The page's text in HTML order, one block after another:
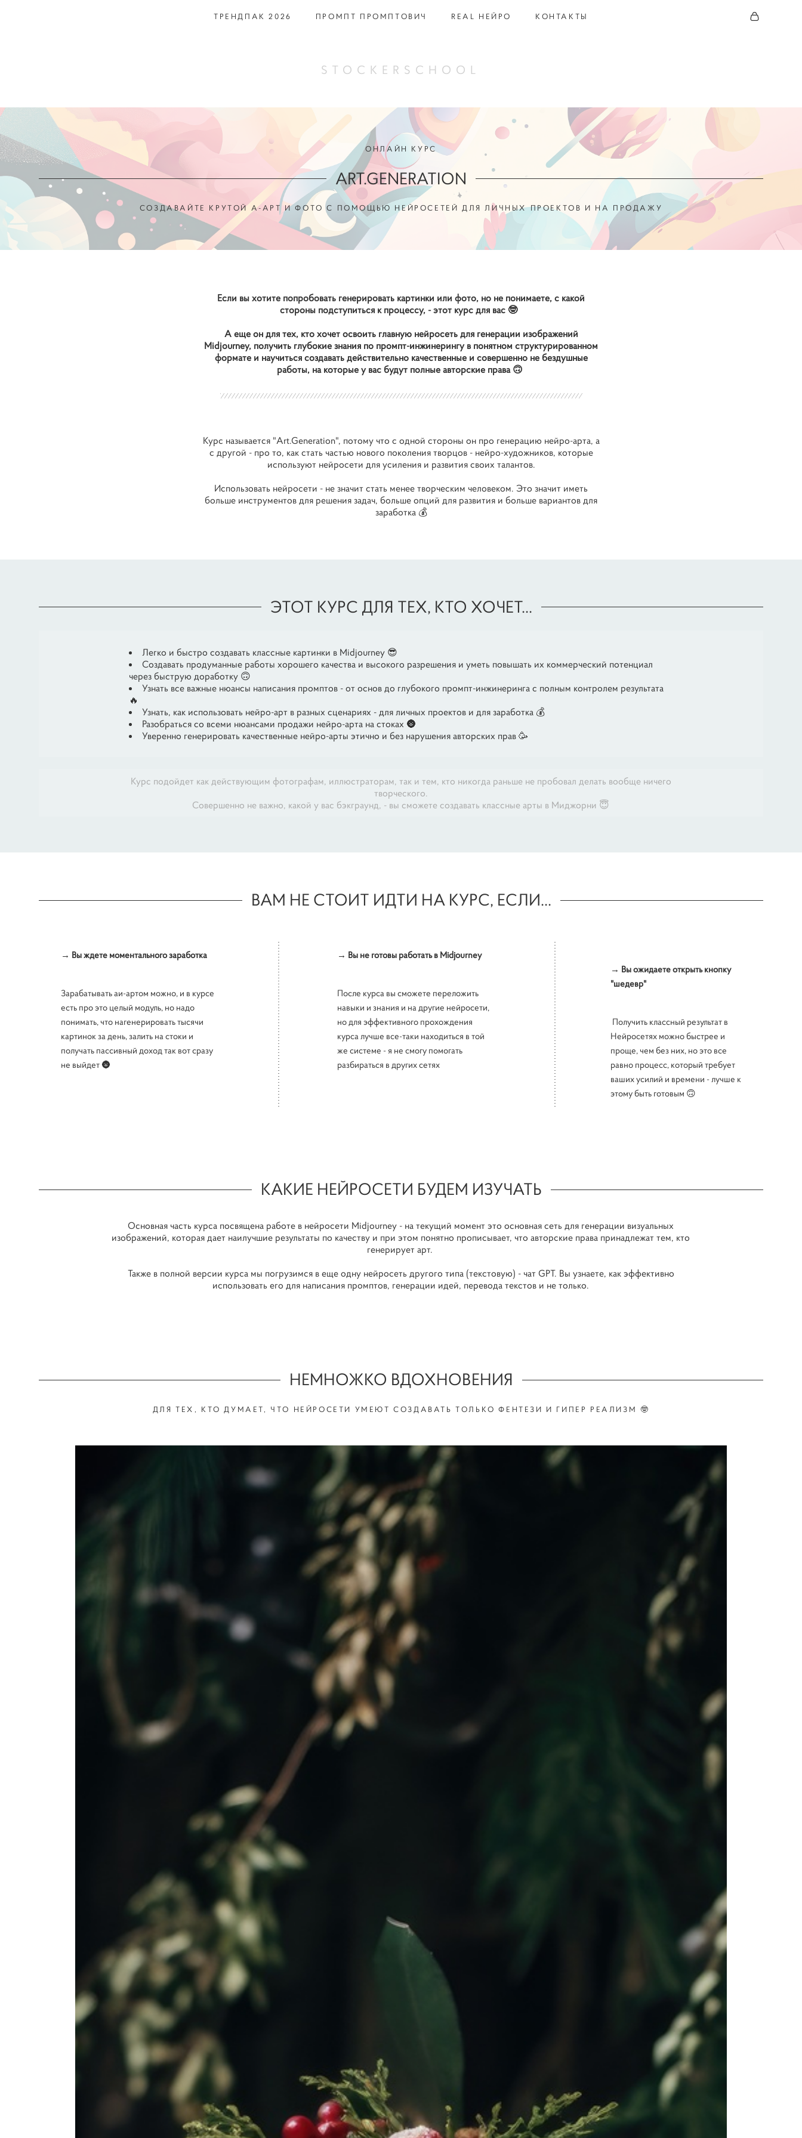
ТРЕНДПАК 2026 ПРОМПТ ПРОМПТОВИЧ REAL НЕЙРО КОНТАКТЫ
STOCKERSCHOOL
ОНЛАЙН КУРС
ART.GENERATION
СОЗДАВАЙТЕ КРУТОЙ А-АРТ И ФОТО С ПОМОЩЬЮ НЕЙРОСЕТЕЙ ДЛЯ ЛИЧНЫХ ПРОЕКТОВ И НА ПРОДАЖУ
Если вы хотите попробовать генерировать картинки или фото, но не понимаете, с какой
стороны подступиться к процессу, - этот курс для вас 🤓
А еще он для тех, кто хочет освоить главную нейросеть для генерации изображений
Midjourney, получить глубокие знания по промпт-инжинерингу в понятном структурированном
формате и научиться создавать действительно качественные и совершенно не бездушные
работы, на которые у вас будут полные авторские права 🙃
Курс называется "Art.Generation", потому что с одной стороны он про генерацию нейро-арта, а
с другой - про то, как стать частью нового поколения творцов - нейро-художников, которые
используют нейросети для усиления и развития своих талантов.
Использовать нейросети - не значит стать менее творческим человеком. Это значит иметь
больше инструментов для решения задач, больше опций для развития и больше вариантов для
заработка 💰
ЭТОТ КУРС ДЛЯ ТЕХ, КТО ХОЧЕТ...
Легко и быстро создавать классные картинки в Midjourney 😎
Создавать продуманные работы хорошего качества и высокого разрешения и уметь повышать их коммерческий потенциал
через быструю доработку 🙃
Узнать все важные нюансы написания промптов - от основ до глубокого промпт-инжинеринга с полным контролем результата
🔥
Узнать, как использовать нейро-арт в разных сценариях - для личных проектов и для заработка 💰
Разобраться со всеми нюансами продажи нейро-арта на стоках 🌚
Уверенно генерировать качественные нейро-арты этично и без нарушения авторских прав 🥳
Курс подойдет как действующим фотографам, иллюстраторам, так и тем, кто никогда раньше не пробовал делать вообще ничего
творческого.
Совершенно не важно, какой у вас бэкграунд, - вы сможете создавать классные арты в Миджорни 😇
ВАМ НЕ СТОИТ ИДТИ НА КУРС, ЕСЛИ...
→ Вы ждете моментального заработка
Зарабатывать аи-артом можно, и в курсе
есть про это целый модуль, но надо
понимать, что нагенерировать тысячи
картинок за день, залить на стоки и
получать пассивный доход так вот сразу
не выйдет 🌚
→ Вы не готовы работать в Midjourney
После курса вы сможете переложить
навыки и знания и на другие нейросети,
но для эффективного прохождения
курса лучше все-таки находиться в той
же системе - я не смогу помогать
разбираться в других сетях
→ Вы ожидаете открыть кнопку
"шедевр"
Получить классный результат в
Нейросетях можно быстрее и
проще, чем без них, но это все
равно процесс, который требует
ваших усилий и времени - лучше к
этому быть готовым 🙃
КАКИЕ НЕЙРОСЕТИ БУДЕМ ИЗУЧАТЬ
Основная часть курса посвящена работе в нейросети Midjourney - на текущий момент это основная сеть для генерации визуальных
изображений, которая дает наилучшие результаты по качеству и при этом понятно прописывает, что авторские права принадлежат тем, кто
генерирует арт.
Также в полной версии курса мы погрузимся в еще одну нейросеть другого типа (текстовую) - чат GPT. Вы узнаете, как эффективно
использовать его для написания промптов, генерации идей, перевода текстов и не только.
НЕМНОЖКО ВДОХНОВЕНИЯ
ДЛЯ ТЕХ, КТО ДУМАЕТ, ЧТО НЕЙРОСЕТИ УМЕЮТ СОЗДАВАТЬ ТОЛЬКО ФЕНТЕЗИ И ГИПЕР РЕАЛИЗМ 🤓